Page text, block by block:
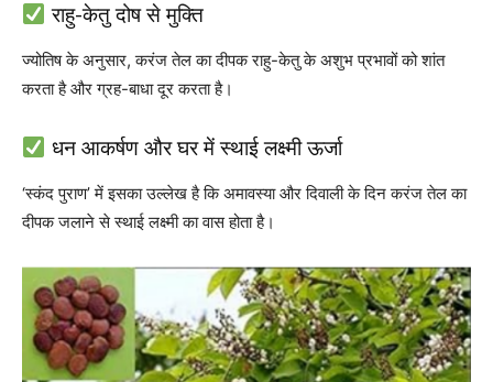
राहु-केतु दोष से मुक्ति
ज्योतिष के अनुसार, करंज तेल का दीपक राहु-केतु के अशुभ प्रभावों को शांत
करता है और ग्रह-बाधा दूर करता है।
धन आकर्षण और घर में स्थाई लक्ष्मी ऊर्जा
‘स्कंद पुराण’ में इसका उल्लेख है कि अमावस्या और दिवाली के दिन करंज तेल का
दीपक जलाने से स्थाई लक्ष्मी का वास होता है।